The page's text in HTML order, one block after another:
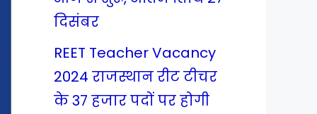
दिसंबर
REET Teacher Vacancy
2024 राजस्थान रीट टीचर
के 37 हजार पदों पर होगी